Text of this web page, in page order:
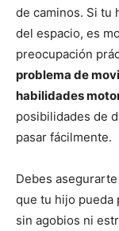
de caminos. Si tu
del espacio, es
preocupación
problema de
habilidades
posibilidades de
pasar fácilmente.
Debes
que tu hijo pueda
sin agobios ni